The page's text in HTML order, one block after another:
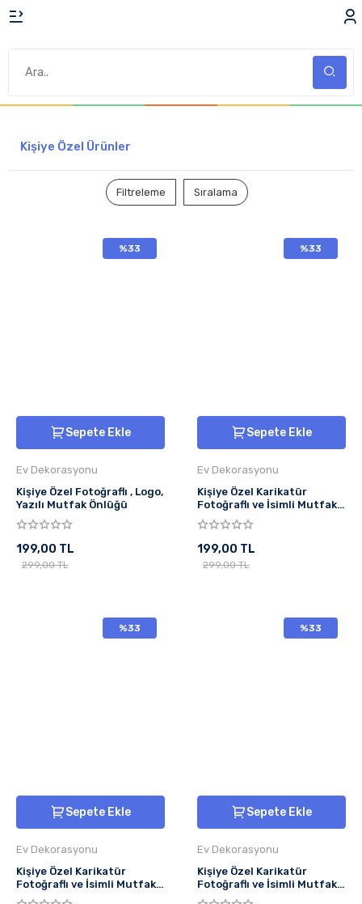
Kişiye Özel Ürünler
Filtreleme Sıralama
%33
Sepete Ekle
Ev Dekorasyonu
Kişiye Özel Fotoğraflı , Logo,
Yazılı Mutfak Önlüğü
199,00 TL
299,00 TL
%33
Sepete Ekle
Ev Dekorasyonu
Kişiye Özel Karikatür
Fotoğraflı ve İsimli Mutfak
Önlüğü Mucize Bekleme
199,00 TL
299,00 TL
%33
Sepete Ekle
Ev Dekorasyonu
Kişiye Özel Karikatür
Fotoğraflı ve İsimli Mutfak
Önlüğü Terapi Pahalı
%33
Sepete Ekle
Ev Dekorasyonu
Kişiye Özel Karikatür
Fotoğraflı ve İsimli Mutfak
Önlüğü Mangal Ustası